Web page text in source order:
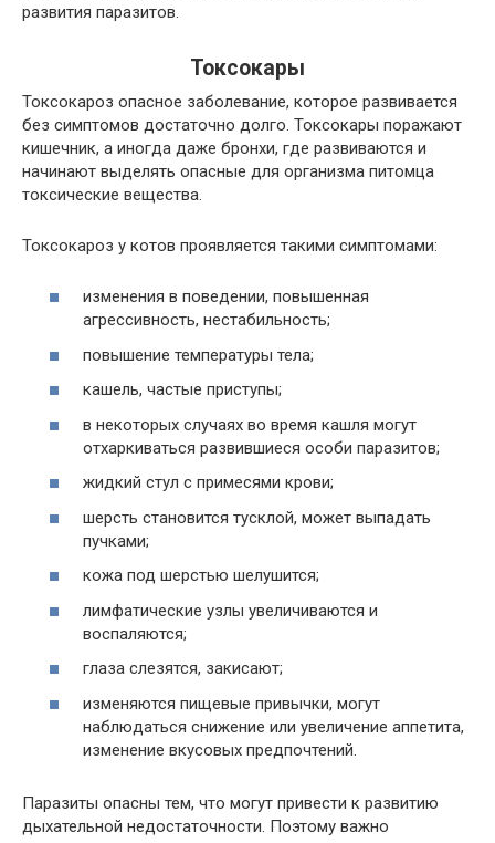
развития паразитов.
Токсокары
Токсокароз опасное заболевание, которое развивается
без симптомов достаточно долго. Токсокары поражают
кишечник, а иногда даже бронхи, где развиваются и
начинают выделять опасные для организма питомца
токсические вещества.
Токсокароз у котов проявляется такими симптомами:
изменения в поведении, повышенная
агрессивность, нестабильность;
повышение температуры тела;
кашель, частые приступы;
в некоторых случаях во время кашля могут
отхаркиваться развившиеся особи паразитов;
жидкий стул с примесями крови;
шерсть становится тусклой, может выпадать
пучками;
кожа под шерстью шелушится;
лимфатические узлы увеличиваются и
воспаляются;
глаза слезятся, закисают;
изменяются пищевые привычки, могут
наблюдаться снижение или увеличение аппетита,
изменение вкусовых предпочтений.
Паразиты опасны тем, что могут привести к развитию
дыхательной недостаточности. Поэтому важно